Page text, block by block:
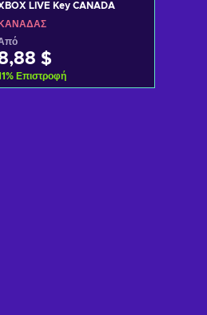
LIVE Key CANADA
ΚΑΝΑΔΆΣ
$
% Επιστροφή